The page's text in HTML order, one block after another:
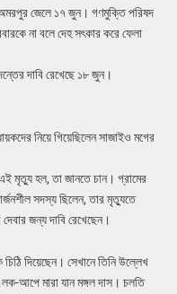
জেলে ১৭ জুন। গণমুক্তি পরিষদ
না বলে দেহ সৎকার করে ফেলা
দাবি রেখেছে ১৮ জুন।
নিয়ে গিয়েছিলেন সাজাইও মগের
মৃত্যু হল, তা জানতে চান। গ্রামের
সদস্য ছিলেন, তার মৃত্যুতে
জন্য দাবি রেখেছেন।
দিয়েছেন। সেখানে তিনি উল্লেখ
আপে মারা যান মঙ্গল দাস। চলতি